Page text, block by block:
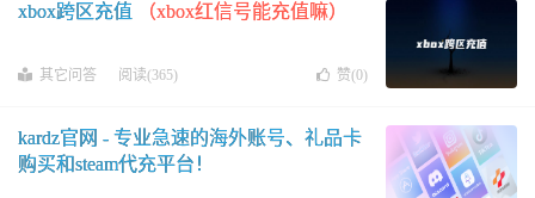
xbox跨区充值 （xbox红信号能充值嘛）
其它问答 阅读(365) 赞(0)
kardz官网 - 专业急速的海外账号、礼品卡
购买和steam代充平台！